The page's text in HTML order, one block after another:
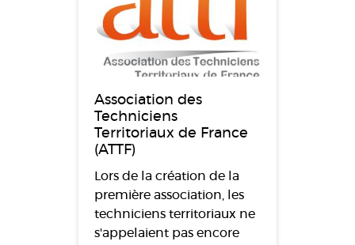
Association des
Techniciens
Territoriaux de France
(ATTF)
Lors de la création de la
première association, les
techniciens territoriaux ne
s'appelaient pas encore